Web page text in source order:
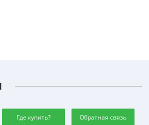
Где купить? Обратная связь